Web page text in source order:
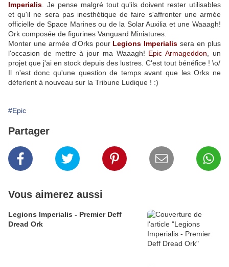
Imperialis . Je pense malgré tout qu'ils doivent rester utilisables
et qu'il ne sera pas inesthétique de faire s'affronter une armée
officielle de Space Marines ou de la Solar Auxilia et une Waaagh!
Ork composée de figurines Vanguard Miniatures.
Monter une armée d'Orks pour Legions Imperialis sera en plus
l'occasion de mettre à jour ma Waaagh! Epic Armageddon , un
projet que j'ai en stock depuis des lustres. C'est tout bénéfice ! \o/
Il n'est donc qu'une question de temps avant que les Orks ne
déferlent à nouveau sur la Tribune Ludique ! :)
#Epic
Partager
Vous aimerez aussi
Legions Imperialis - Premier Deff
Dread Ork